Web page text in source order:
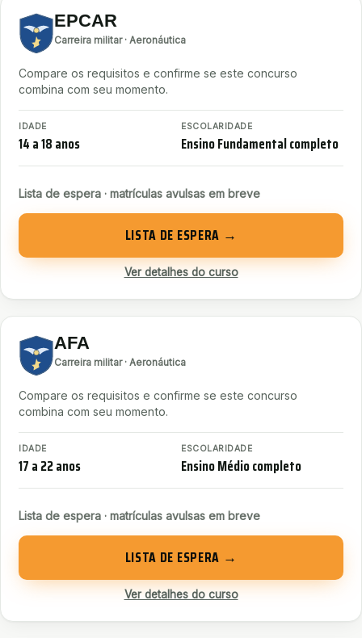
EPCAR
Carreira militar · Aeronáutica
Compare os requisitos e confirme se este concurso
combina com seu momento.
IDADE
14 a 18 anos
ESCOLARIDADE
Ensino Fundamental completo
Lista de espera · matrículas avulsas em breve
LISTA DE ESPERA →
Ver detalhes do curso
AFA
Carreira militar · Aeronáutica
Compare os requisitos e confirme se este concurso
combina com seu momento.
IDADE
17 a 22 anos
ESCOLARIDADE
Ensino Médio completo
Lista de espera · matrículas avulsas em breve
LISTA DE ESPERA →
Ver detalhes do curso